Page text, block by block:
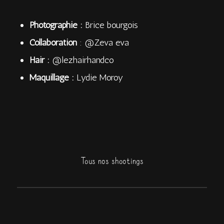
Photographie : Brice bourgois
Collaboration: @Zeva eva
Hair : @lezhairhandco
Maquillage : Lydie Moroy
Tous nos shootings